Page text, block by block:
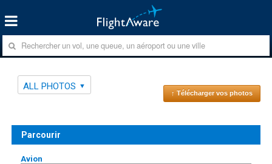
ALL PHOTOS
↑ Télécharger vos photos
Parcourir
Avion